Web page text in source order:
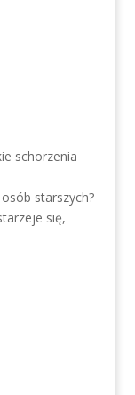
schorzenia
starszych?
się,